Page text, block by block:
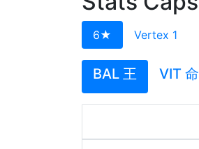
6★ Vertex 1
BAL 王 VIT 命